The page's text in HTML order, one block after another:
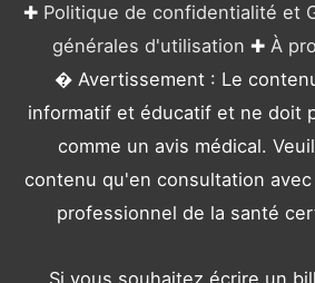
✚ Politique de confidentialité et
générales d'utilisation ✚ À
� Avertissement : Le
informatif et éducatif et ne doit
comme un avis médical.
contenu qu'en consultation
professionnel de la santé
Si vous souhaitez écrire un